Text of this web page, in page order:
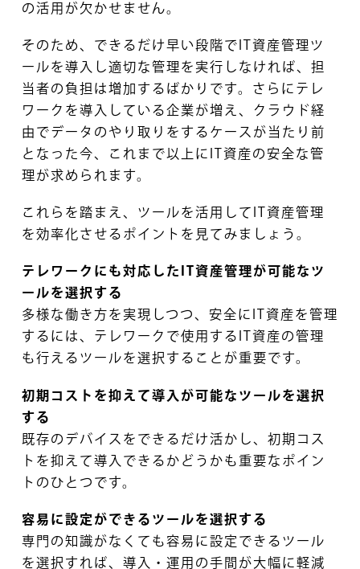
の活用が欠かせません。
そのため、できるだけ早い段階でIT資産管理ツ
ールを導入し適切な管理を実行しなければ、担
当者の負担は増加するばかりです。さらにテレ
ワークを導入している企業が増え、クラウド経
由でデータのやり取りをするケースが当たり前
となった今、これまで以上にIT資産の安全な管
理が求められます。
これらを踏まえ、ツールを活用してIT資産管理
を効率化させるポイントを見てみましょう。
テレワークにも対応したIT資産管理が可能なツ
ールを選択する
多様な働き方を実現しつつ、安全にIT資産を管理
するには、テレワークで使用するIT資産の管理
も行えるツールを選択することが重要です。
初期コストを抑えて導入が可能なツールを選択
する
既存のデバイスをできるだけ活かし、初期コス
トを抑えて導入できるかどうかも重要なポイン
トのひとつです。
容易に設定ができるツールを選択する
専門の知識がなくても容易に設定できるツール
を選択すれば、導入・運用の手間が大幅に軽減